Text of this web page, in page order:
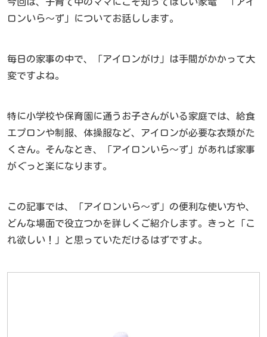
ロンいら〜ず」についてお話しします。
毎日の家事の中で、「アイロンがけ」は手間がかかって大
変ですよね。
特に小学校や保育園に通うお子さんがいる家庭では、給食
エプロンや制服、体操服など、アイロンが必要な衣類がた
くさん。そんなとき、「アイロンいら〜ず」があれば家事
がぐっと楽になります。
この記事では、「アイロンいら〜ず」の便利な使い方や、
どんな場面で役立つかを詳しくご紹介します。きっと「こ
れ欲しい！」と思っていただけるはずですよ。